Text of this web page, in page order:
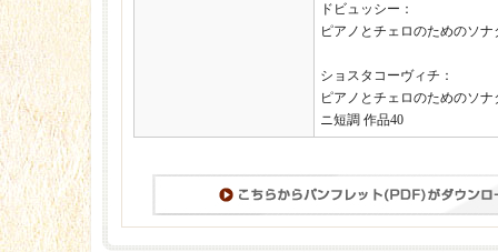
ドビュッシー：
ピアノとチェロのためのソナ
ショスタコーヴィチ：
ピアノとチェロのためのソナ
ニ短調 作品40